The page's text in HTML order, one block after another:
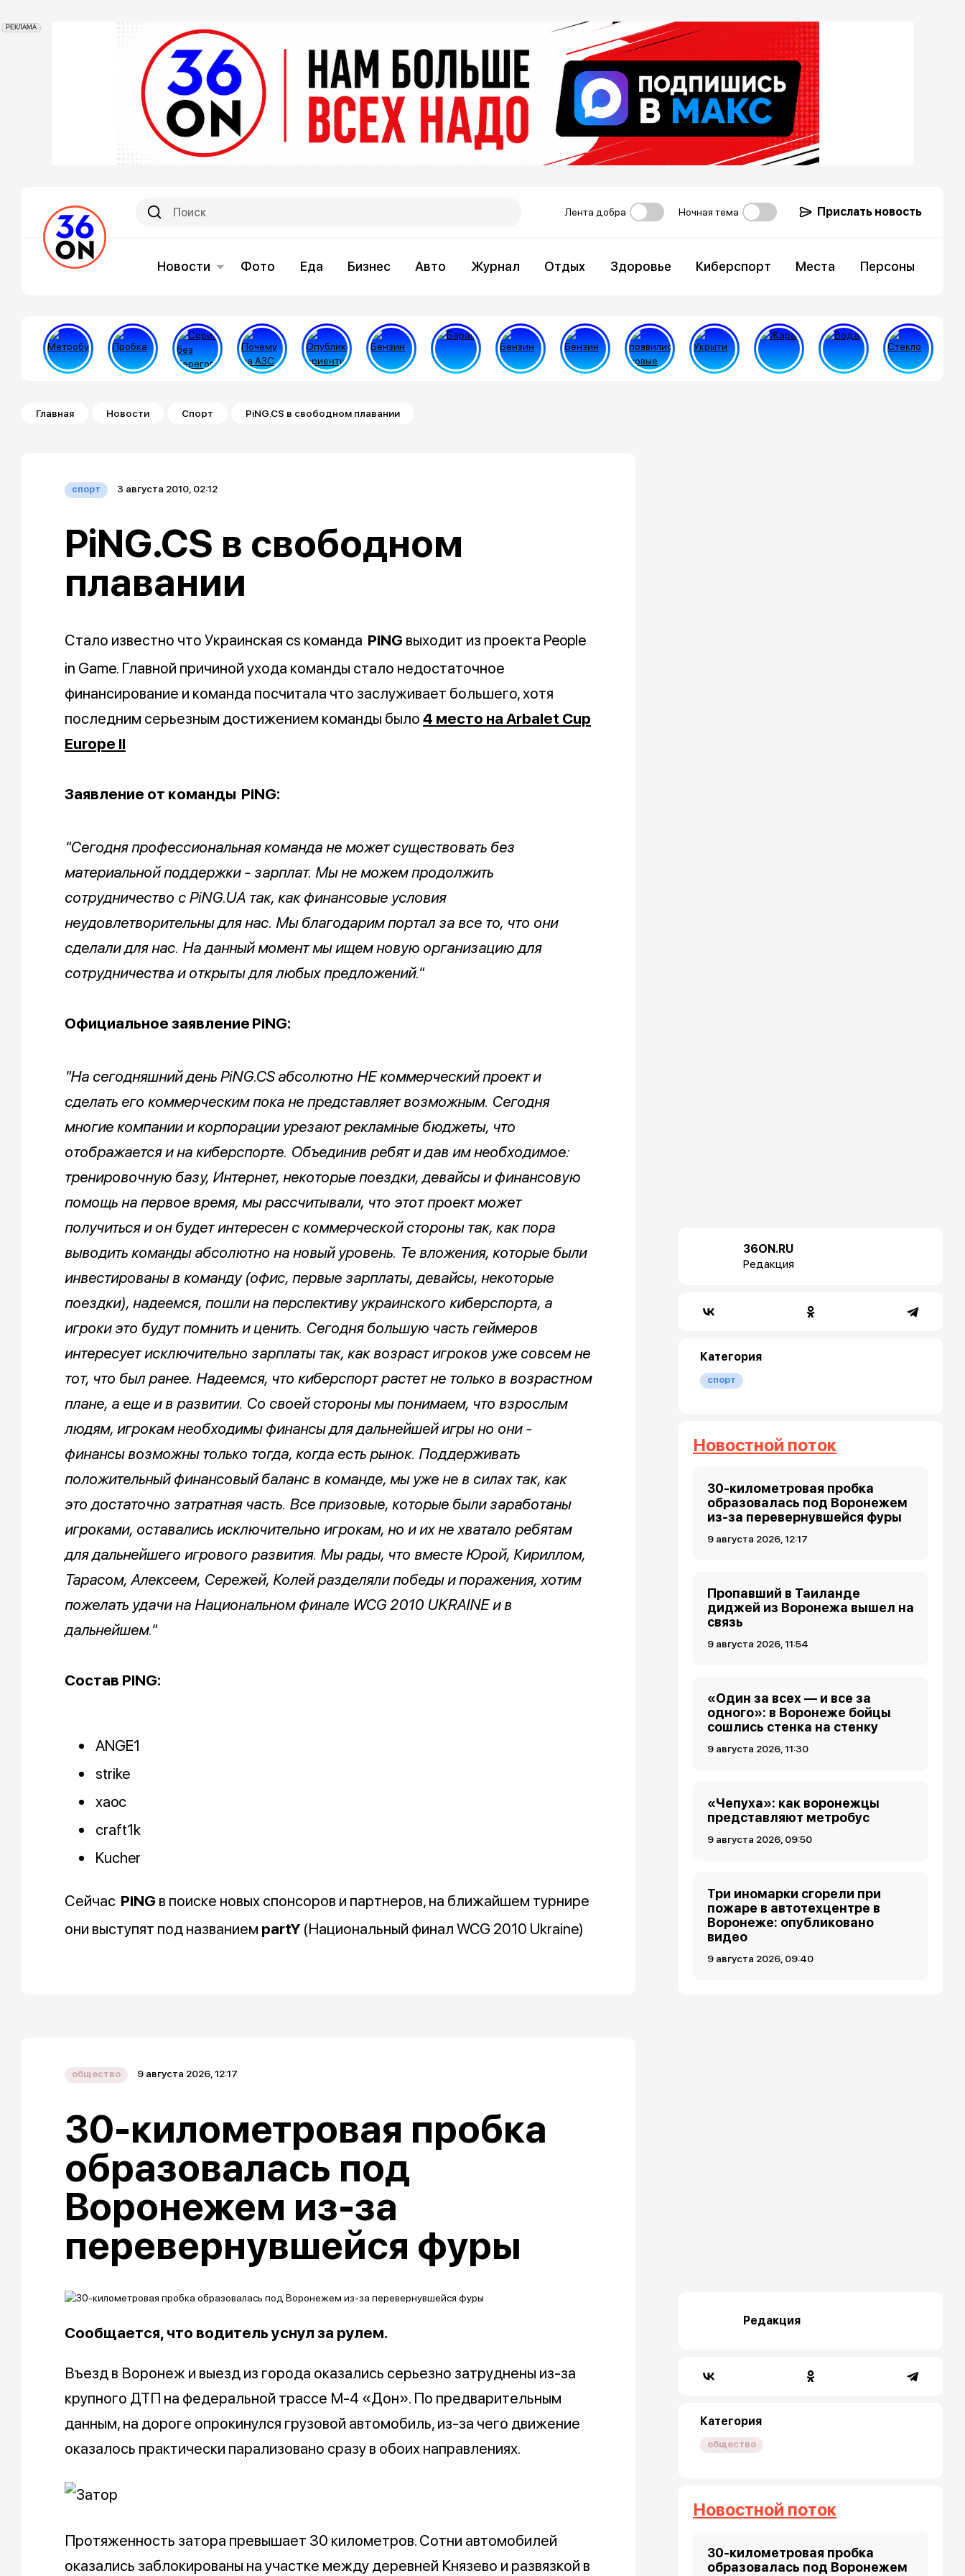
РЕКЛАМА
Лента добра Ночная тема Прислать новость
Новости Фото Еда Бизнес Авто Журнал Отдых Здоровье Киберспорт Места Персоны
Строка навигации
Главная Новости Спорт PiNG.CS в свободном плавании
спорт 3 августа 2010, 02:12
PiNG.CS в свободном
плавании
Стало известно что Украинская cs команда PiNG выходит из проекта People
in Game. Главной причиной ухода команды стало недостаточное
финансирование и команда посчитала что заслуживает большего, хотя
последним серьезным достижением команды было 4 место на Arbalet Cup
Europe II
Заявление от команды PiNG:
"Сегодня профессиональная команда не может существовать без
материальной поддержки - зарплат. Мы не можем продолжить
сотрудничество с PiNG.UA так, как финансовые условия
неудовлетворительны для нас. Мы благодарим портал за все то, что они
сделали для нас. На данный момент мы ищем новую организацию для
сотрудничества и открыты для любых предложений."
Официальное заявление PiNG:
"На сегодняшний день PiNG.CS абсолютно НЕ коммерческий проект и
сделать его коммерческим пока не представляет возможным. Сегодня
многие компании и корпорации урезают рекламные бюджеты, что
отображается и на киберспорте. Объединив ребят и дав им необходимое:
тренировочную базу, Интернет, некоторые поездки, девайсы и финансовую
помощь на первое время, мы рассчитывали, что этот проект может
получиться и он будет интересен с коммерческой стороны так, как пора
выводить команды абсолютно на новый уровень. Те вложения, которые были
инвестированы в команду (офис, первые зарплаты, девайсы, некоторые
поездки), надеемся, пошли на перспективу украинского киберспорта, а
игроки это будут помнить и ценить. Сегодня большую часть геймеров
интересует исключительно зарплаты так, как возраст игроков уже совсем не
тот, что был ранее. Надеемся, что киберспорт растет не только в возрастном
плане, а еще и в развитии. Со своей стороны мы понимаем, что взрослым
людям, игрокам необходимы финансы для дальнейшей игры но они -
финансы возможны только тогда, когда есть рынок. Поддерживать
положительный финансовый баланс в команде, мы уже не в силах так, как
это достаточно затратная часть. Все призовые, которые были заработаны
игроками, оставались исключительно игрокам, но и их не хватало ребятам
для дальнейшего игрового развития. Мы рады, что вместе Юрой, Кириллом,
Тарасом, Алексеем, Сережей, Колей разделяли победы и поражения, хотим
пожелать удачи на Национальном финале WCG 2010 UKRAINE и в
дальнейшем."
Состав PiNG:
ANGE1
strike
xaoc
craft1k
Kucher
Сейчас PiNG в поиске новых спонсоров и партнеров, на ближайшем турнире
они выступят под названием partY (Национальный финал WCG 2010 Ukraine)
36ON.RU
Редакция
Категория
спорт
Новостной поток
30-километровая пробка
образовалась под Воронежем
из-за перевернувшейся фуры
9 августа 2026, 12:17
Пропавший в Таиланде
диджей из Воронежа вышел на
связь
9 августа 2026, 11:54
«Один за всех — и все за
одного»: в Воронеже бойцы
сошлись стенка на стенку
9 августа 2026, 11:30
«Чепуха»: как воронежцы
представляют метробус
9 августа 2026, 09:50
Три иномарки сгорели при
пожаре в автотехцентре в
Воронеже: опубликовано
видео
9 августа 2026, 09:40
общество 9 августа 2026, 12:17
30-километровая пробка
образовалась под
Воронежем из-за
перевернувшейся фуры
Сообщается, что водитель уснул за рулем.
Въезд в Воронеж и выезд из города оказались серьезно затруднены из-за
крупного ДТП на федеральной трассе М-4 «Дон». По предварительным
данным, на дороге опрокинулся грузовой автомобиль, из-за чего движение
оказалось практически парализовано сразу в обоих направлениях.
Протяженность затора превышает 30 километров. Сотни автомобилей
оказались заблокированы на участке между деревней Князево и развязкой в
Редакция
Категория
общество
Новостной поток
30-километровая пробка
образовалась под Воронежем